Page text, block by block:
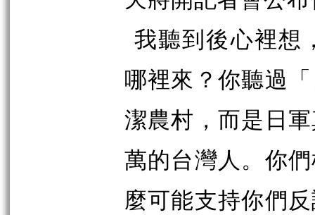
我聽到後心裡想
哪裡來？你聽過
潔農村，而是日
萬的台灣人。你
麼可能支持你們